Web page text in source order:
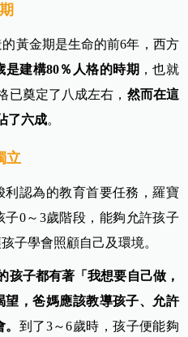
黃金期是生命的前6年，西方
是建構80％人格的時期 ，也就
已奠定了八成左右， 然而在這
了六成。
立
利認為的教育首要任務，羅寶
0～3歲階段，能夠允許孩子
子學會照顧自己及環境。
孩子都有著「我想要自己做，
，爸媽應該教導孩子、允許
到了3～6歲時，孩子便能夠